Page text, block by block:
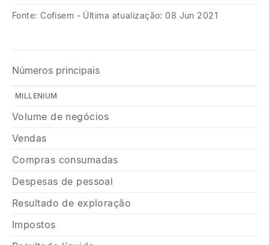
Fonte: Cofisem - Última atualização: 08 Jun 2021
Números principais
MILLENIUM
Volume de negócios
Vendas
Compras consumadas
Despesas de pessoal
Resultado de exploração
Impostos